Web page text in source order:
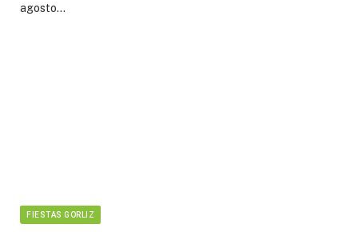
agosto…
FIESTAS GORLIZ